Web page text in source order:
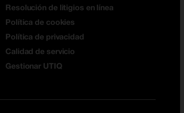
Resolución de litigios en línea
Política de cookies
Política de privacidad
Calidad de servicio
Gestionar UTIQ